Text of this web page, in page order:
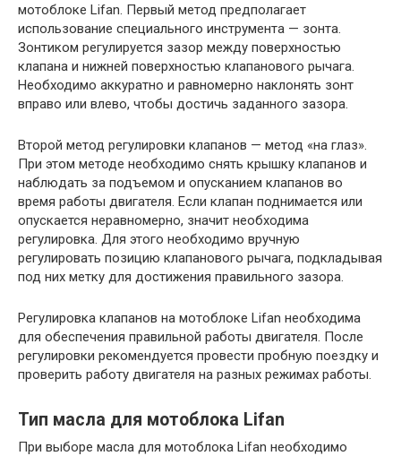
мотоблоке Lifan. Первый метод предполагает
использование специального инструмента — зонта.
Зонтиком регулируется зазор между поверхностью
клапана и нижней поверхностью клапанового рычага.
Необходимо аккуратно и равномерно наклонять зонт
вправо или влево, чтобы достичь заданного зазора.
Второй метод регулировки клапанов — метод «на глаз».
При этом методе необходимо снять крышку клапанов и
наблюдать за подъемом и опусканием клапанов во
время работы двигателя. Если клапан поднимается или
опускается неравномерно, значит необходима
регулировка. Для этого необходимо вручную
регулировать позицию клапанового рычага, подкладывая
под них метку для достижения правильного зазора.
Регулировка клапанов на мотоблоке Lifan необходима
для обеспечения правильной работы двигателя. После
регулировки рекомендуется провести пробную поездку и
проверить работу двигателя на разных режимах работы.
Тип масла для мотоблока Lifan
При выборе масла для мотоблока Lifan необходимо